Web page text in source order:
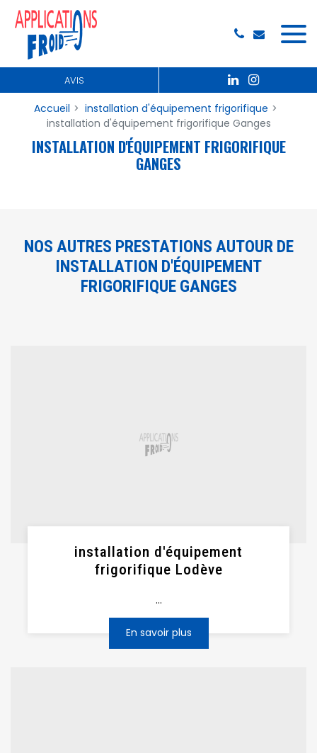
AVIS
Accueil
installation d'équipement frigorifique
installation d'équipement frigorifique Ganges
INSTALLATION D'ÉQUIPEMENT FRIGORIFIQUE
GANGES
NOS AUTRES PRESTATIONS AUTOUR DE
INSTALLATION D'ÉQUIPEMENT
FRIGORIFIQUE GANGES
installation d'équipement
frigorifique Lodève
...
En savoir plus
Panneau de gestion des cookies